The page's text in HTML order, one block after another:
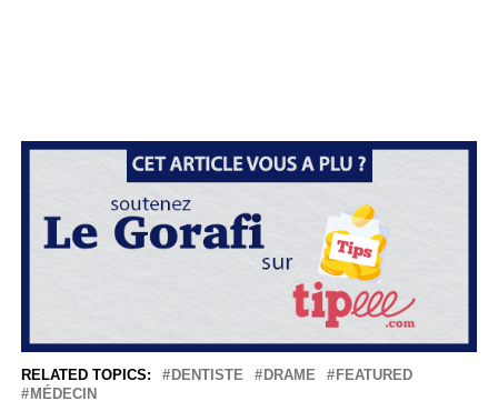
RELATED TOPICS: DENTISTE DRAME
FEATURED
MÉDECIN